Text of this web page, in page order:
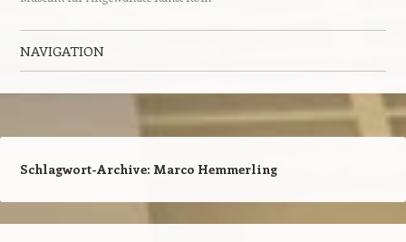
NAVIGATION
Schlagwort-Archive: Marco Hemmerling